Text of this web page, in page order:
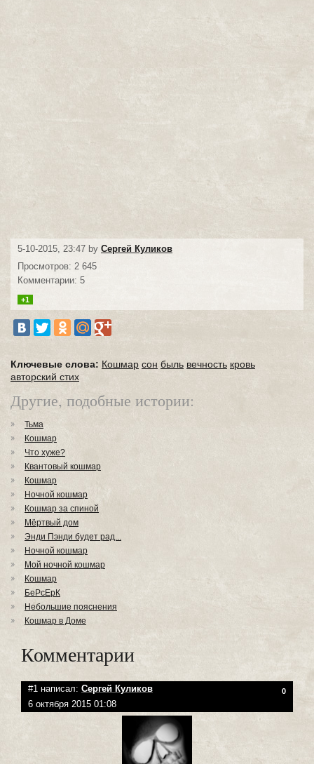
5-10-2015, 23:47 by Сергей Куликов
Просмотров: 2 645
Комментарии: 5
+1
Ключевые слова: Кошмар сон быль вечность кровь
авторский стих
Другие, подобные истории:
Тьма
Кошмар
Что хуже?
Квантовый кошмар
Кошмар
Ночной кошмар
Кошмар за спиной
Мёртвый дом
Энди Пэнди будет рад...
Ночной кошмар
Мой ночной кошмар
Кошмар
БеРсЕрК
Небольшие пояснения
Кошмар в Доме
Комментарии
#1 написал: Сергей Куликов 0
6 октября 2015 01:08